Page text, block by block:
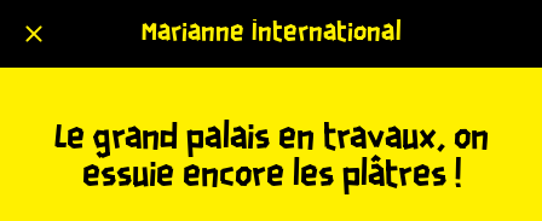
Marianne International
Le grand palais en travaux, on
essuie encore les plâtres !